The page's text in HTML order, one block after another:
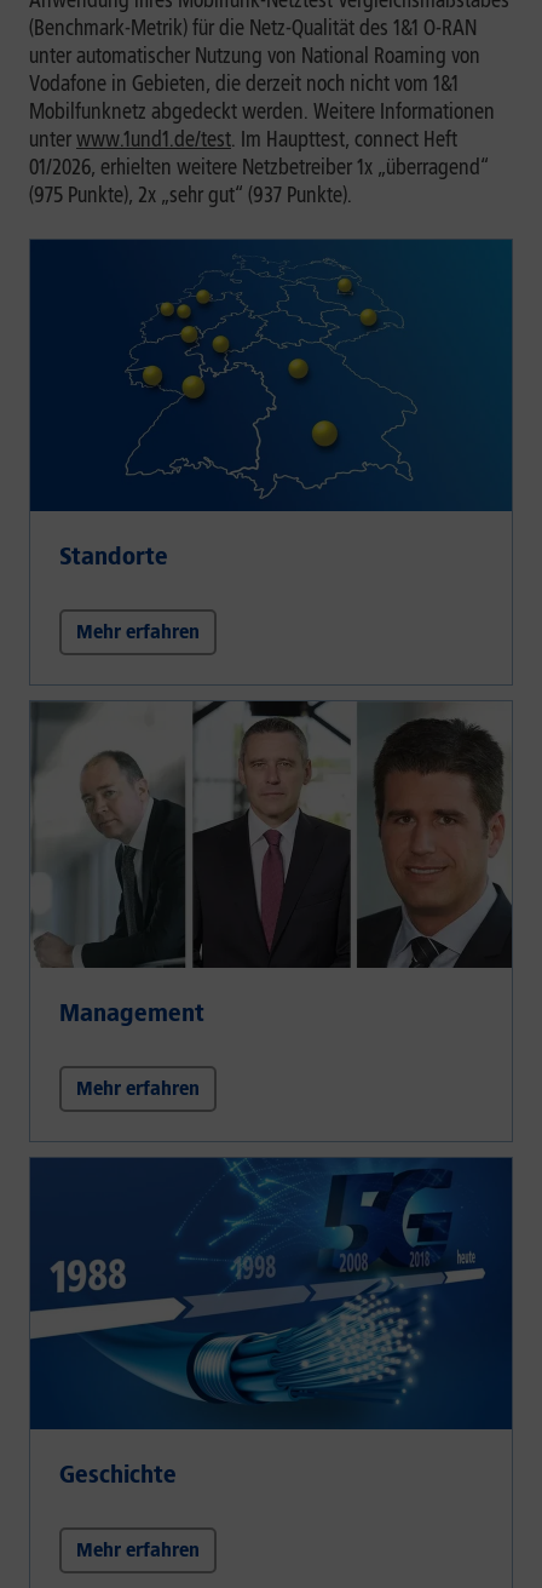
(Benchmark-Metrik) für die Netz-Qualität des 1&1 O-RAN
unter automatischer Nutzung von National Roaming von
Vodafone in Gebieten, die derzeit noch nicht vom 1&1
Mobilfunknetz abgedeckt werden. Weitere Informationen
unterwww.1und1.de/test. Im Haupttest, connect Heft
01/2026, erhielten weitere Netzbetreiber 1x „überragend“
(975 Punkte), 2x „sehr gut“ (937 Punkte).
Standorte
Mehr erfahren
Management
Mehr erfahren
Geschichte
Mehr erfahren